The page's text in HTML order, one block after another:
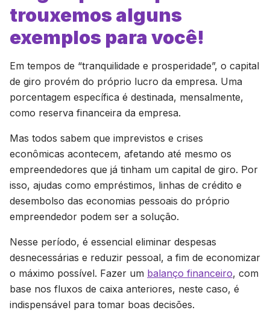
trouxemos alguns
exemplos para você!
Em tempos de “tranquilidade e prosperidade”, o capital
de giro provém do próprio lucro da empresa. Uma
porcentagem específica é destinada, mensalmente,
como reserva financeira da empresa.
Mas todos sabem que imprevistos e crises
econômicas acontecem, afetando até mesmo os
empreendedores que já tinham um capital de giro. Por
isso, ajudas como empréstimos, linhas de crédito e
desembolso das economias pessoais do próprio
empreendedor podem ser a solução.
Nesse período, é essencial eliminar despesas
desnecessárias e reduzir pessoal, a fim de economizar
o máximo possível. Fazer um balanço financeiro, com
base nos fluxos de caixa anteriores, neste caso, é
indispensável para tomar boas decisões.